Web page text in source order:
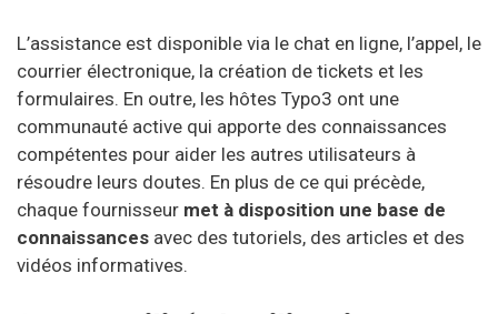
L’assistance est disponible via le chat en ligne, l’appel, le
courrier électronique, la création de tickets et les
formulaires. En outre, les hôtes Typo3 ont une
communauté active qui apporte des connaissances
compétentes pour aider les autres utilisateurs à
résoudre leurs doutes. En plus de ce qui précède,
chaque fournisseur met à disposition une base de
connaissances avec des tutoriels, des articles et des
vidéos informatives.